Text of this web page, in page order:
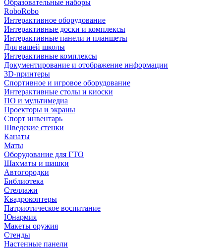
Образовательные наборы
RoboRobo
Интерактивное оборудование
Интерактивные доски и комплексы
Интерактивные панели и планшеты
Для вашей школы
Интерактивные комплексы
Документирование и отображение информации
3D-принтеры
Спортивное и игровое оборудование
Интерактивные столы и киоски
ПО и мультимедиа
Проекторы и экраны
Спорт инвентарь
Шведские стенки
Канаты
Маты
Оборудование для ГТО
Шахматы и шашки
Автогородки
Библиотека
Стеллажи
Квадрокоптеры
Патриотическое воспитание
Юнармия
Макеты оружия
Стенды
Настенные панели